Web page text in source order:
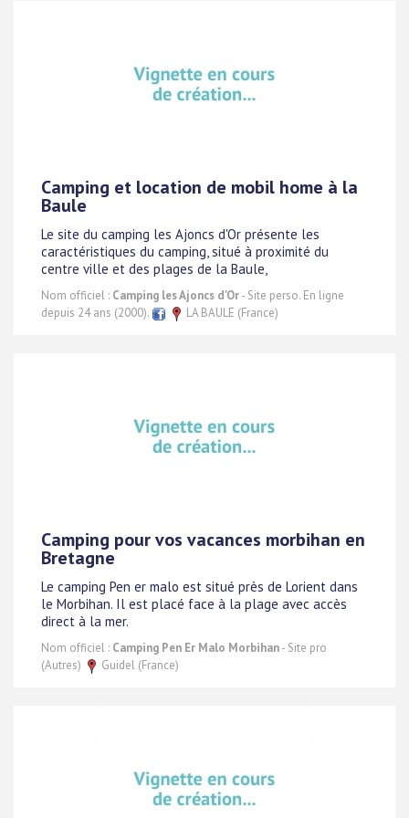
Camping et location de mobil home à la
Baule
Le site du camping les Ajoncs d'Or présente les
caractéristiques du camping, situé à proximité du
centre ville et des plages de la Baule,
Nom officiel : Camping les Ajoncs d'Or- Site perso. En ligne
depuis 24 ans (2000).
LA BAULE (France)
Camping pour vos vacances morbihan en
Bretagne
Le camping Pen er malo est situé près de Lorient dans
le Morbihan. Il est placé face à la plage avec accès
direct à la mer.
Nom officiel : Camping Pen Er Malo Morbihan- Site pro
(Autres)
Guidel (France)